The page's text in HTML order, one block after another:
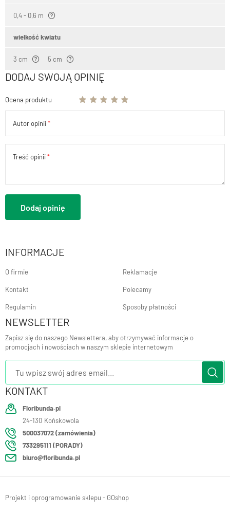
0,4 - 0,6 m
wielkość kwiatu
3 cm 5 cm
DODAJ SWOJĄ OPINIĘ
Ocena produktu
Autor opinii
Treść opinii
Dodaj opinię
INFORMACJE
O firmie
Kontakt
Regulamin
Reklamacje
Polecamy
Sposoby płatności
NEWSLETTER
Zapisz się do naszego Newslettera, aby otrzymywać informacje o
promocjach i nowościach w naszym sklepie internetowym
KONTAKT
Floribunda.pl
24-130 Końskowola
500037072 (zamówienia)
733295111 (PORADY)
biuro@floribunda.pl
Projekt i oprogramowanie sklepu - GOshop